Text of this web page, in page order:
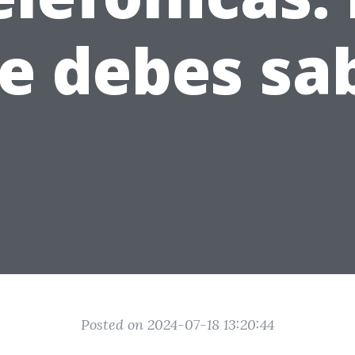
debes
Posted on 2024-07-18 13:20:44